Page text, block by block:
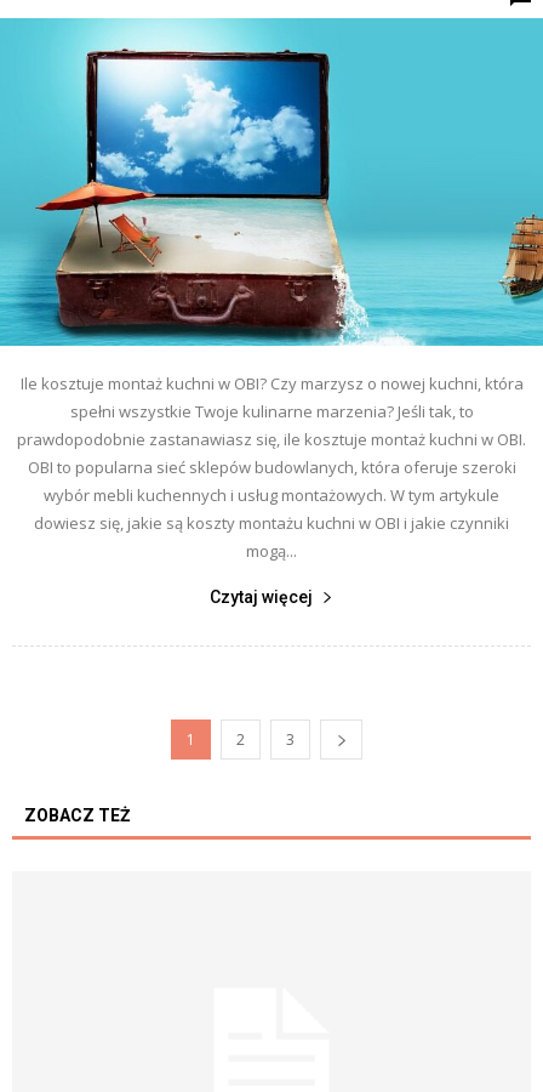
Ile kosztuje montaż kuchni w OBI? Czy marzysz o nowej kuchni, która
spełni wszystkie Twoje kulinarne marzenia? Jeśli tak, to
prawdopodobnie zastanawiasz się, ile kosztuje montaż kuchni w OBI.
OBI to popularna sieć sklepów budowlanych, która oferuje szeroki
wybór mebli kuchennych i usług montażowych. W tym artykule
dowiesz się, jakie są koszty montażu kuchni w OBI i jakie czynniki
mogą...
Czytaj więcej
1 2 3
ZOBACZ TEŻ